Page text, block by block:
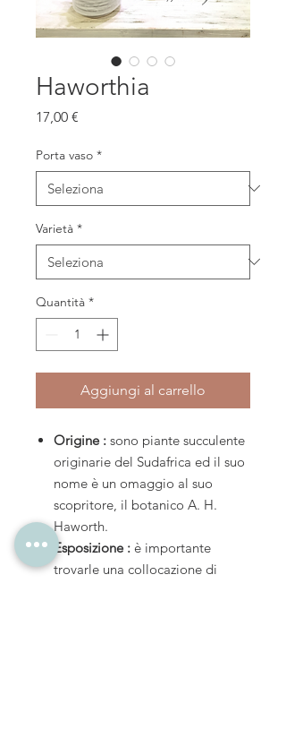
Haworthia
17,00 €
Porta vaso *
Varietà *
Quantità *
Aggiungi al carrello
Origine : sono piante succulente
originarie del Sudafrica ed il suo
nome è un omaggio al suo
scopritore, il botanico A. H.
Haworth.
Esposizione : è importante
trovarle una collocazione di